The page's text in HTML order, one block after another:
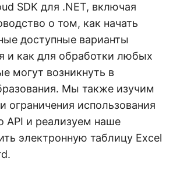
SDK для .NET, включая
о том, как начать
доступные варианты
и как для обработки любых
могут возникнуть в
Мы также изучим
ограничения использования
API и реализуем наше
электронную таблицу Excel